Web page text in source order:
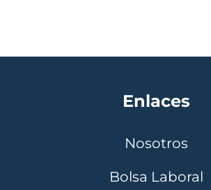
Enlaces
Nosotros
Bolsa Laboral